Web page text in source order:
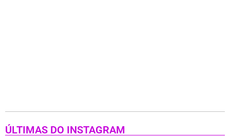
ÚLTIMAS DO INSTAGRAM